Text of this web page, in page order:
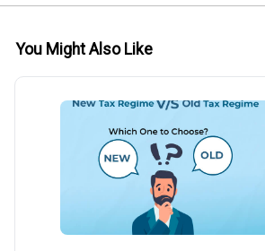
You Might Also Like